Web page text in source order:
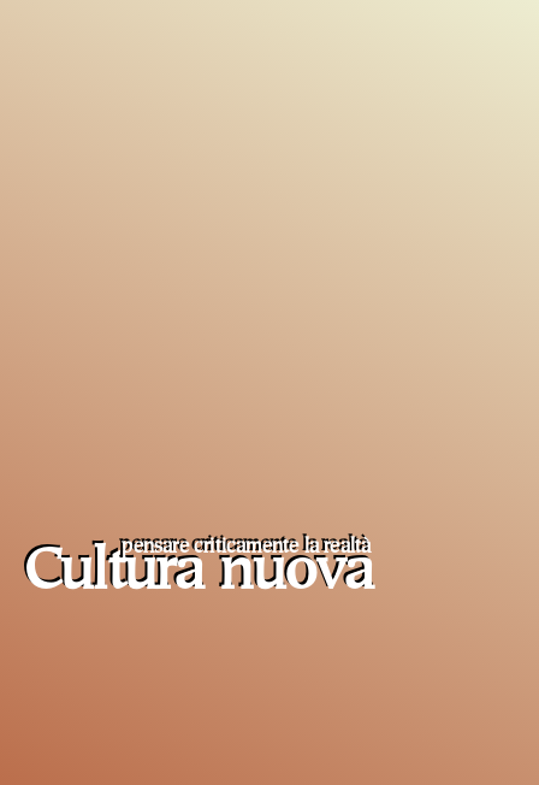
Cultura nuova
pensare criticamente larealtà